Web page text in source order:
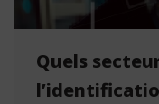
Quels